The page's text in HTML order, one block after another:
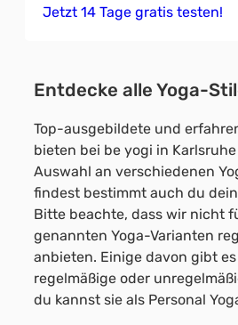
Jetzt 14 Tage gratis testen!
Entdecke alle Yoga-
Top-ausgebildete und
bieten bei be yogi in
Auswahl an verschiedenen
findest bestimmt auch du
Bitte beachte, dass wir nicht
genannten Yoga-Varianten
anbieten. Einige davon gibt
regelmäßige oder
du kannst sie als Personal